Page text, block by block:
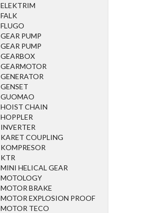
ELEKTRIM
FALK
FLUGO
GEAR PUMP
GEAR PUMP
GEARBOX
GEARMOTOR
GENERATOR
GENSET
GUOMAO
HOIST CHAIN
HOPPLER
INVERTER
KARET COUPLING
KOMPRESOR
KTR
MINI HELICAL GEAR
MOTOLOGY
MOTOR BRAKE
MOTOR EXPLOSION PROOF
MOTOR TECO